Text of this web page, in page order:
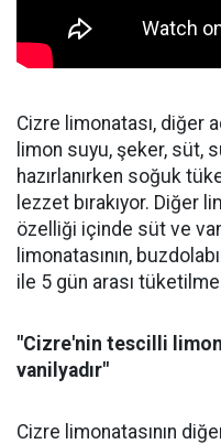
Cizre limonatası, diğer
limon suyu, şeker, süt,
hazırlanırken soğuk
lezzet bırakıyor. Diğer
özelliği içinde süt ve
limonatasının,
ile 5 gün arası
"Cizre'nin tescilli
vanilyadır"
Cizre limonatasının